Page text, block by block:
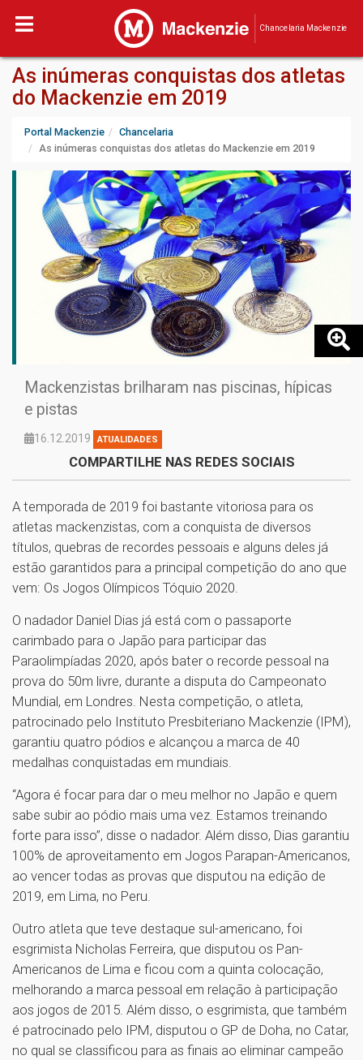
Chancelaria Mackenzie
As inúmeras conquistas dos atletas
do Mackenzie em 2019
Portal Mackenzie
Chancelaria
As inúmeras conquistas dos atletas do Mackenzie em 2019
Mackenzistas brilharam nas piscinas, hípicas
e pistas
16.12.2019 ATUALIDADES
COMPARTILHE NAS REDES SOCIAIS
A temporada de 2019 foi bastante vitoriosa para os
atletas mackenzistas, com a conquista de diversos
títulos, quebras de recordes pessoais e alguns deles já
estão garantidos para a principal competição do ano que
vem: Os Jogos Olímpicos Tóquio 2020.
O nadador Daniel Dias já está com o passaporte
carimbado para o Japão para participar das
Paraolimpíadas 2020, após bater o recorde pessoal na
prova do 50m livre, durante a disputa do Campeonato
Mundial, em Londres. Nesta competição, o atleta,
patrocinado pelo Instituto Presbiteriano Mackenzie (IPM),
garantiu quatro pódios e alcançou a marca de 40
medalhas conquistadas em mundiais.
“Agora é focar para dar o meu melhor no Japão e quem
sabe subir ao pódio mais uma vez. Estamos treinando
forte para isso”, disse o nadador. Além disso, Dias garantiu
100% de aproveitamento em Jogos Parapan-Americanos,
ao vencer todas as provas que disputou na edição de
2019, em Lima, no Peru.
Outro atleta que teve destaque sul-americano, foi
esgrimista Nicholas Ferreira, que disputou os Pan-
Americanos de Lima e ficou com a quinta colocação,
melhorando a marca pessoal em relação à participação
aos jogos de 2015. Além disso, o esgrimista, que também
é patrocinado pelo IPM, disputou o GP de Doha, no Catar,
no qual se classificou para as finais ao eliminar campeão